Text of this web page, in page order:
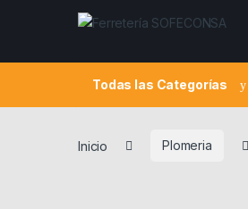
Skip to navigation
Skip to content
Todas las Categorías
Inicio Plomeria